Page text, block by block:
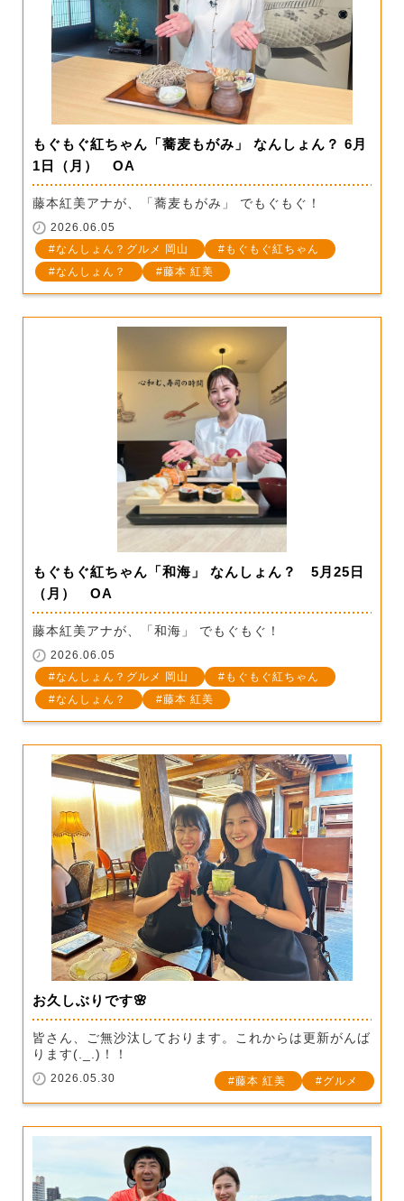
もぐもぐ紅ちゃん「蕎麦もがみ」 なんしょん？ 6月
1日（月） OA
藤本紅美アナが、「蕎麦もがみ」 でもぐもぐ！
2026.06.05
なんしょん？グルメ 岡山
もぐもぐ紅ちゃん
なんしょん？
藤本 紅美
もぐもぐ紅ちゃん「和海」 なんしょん？ 5月25日
（月） OA
藤本紅美アナが、「和海」 でもぐもぐ！
2026.06.05
なんしょん？グルメ 岡山
もぐもぐ紅ちゃん
なんしょん？
藤本 紅美
お久しぶりです🌸
皆さん、ご無沙汰しております。これからは更新がんば
ります(._.)！！
2026.05.30 藤本 紅美 グルメ